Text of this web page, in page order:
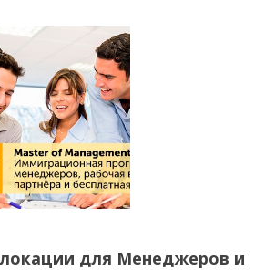
для Менеджеров и